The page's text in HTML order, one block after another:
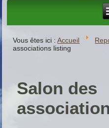
Vous êtes ici :Accueil
associations listing
Salon des